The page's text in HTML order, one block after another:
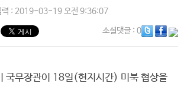
력 : 2019-03-19 오전 9:36:07
소셜댓글: 0
국무장관이 18일(현지시간) 미북 협상을